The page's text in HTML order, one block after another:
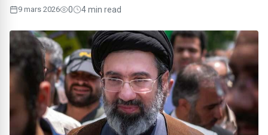
9 mars 2026 0 4 min read